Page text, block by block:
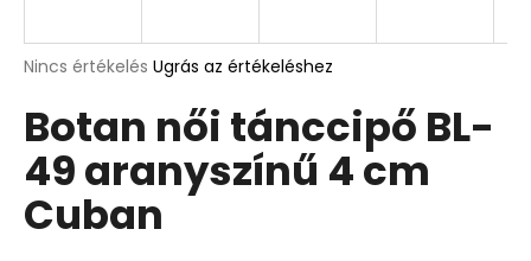
A
átlagos
értékelése
5-
ből
0,0
csillag.
Nincs értékelés Ugrás az értékeléshez
Botan női tánccipő BL-
49 aranyszínű 4 cm
Cuban
A
á
n
l
j
u